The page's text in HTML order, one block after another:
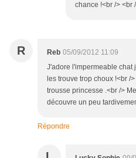
chance !<br /> <br
R Reb 05/09/2012 11:09
J'adore l'impermeable chat
les trouve trop choux !<br /
trousse princesse .<br />
découvre un peu
Répondre